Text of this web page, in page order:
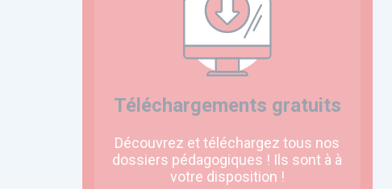
Téléchargements gratuits
Découvrez et téléchargez tous nos
dossiers pédagogiques ! Ils sont à à
votre disposition !